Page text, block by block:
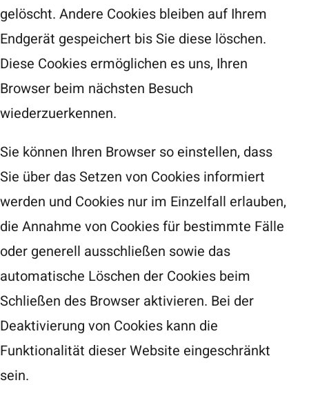
gelöscht. Andere Cookies bleiben auf Ihrem
Endgerät gespeichert bis Sie diese löschen.
Diese Cookies ermöglichen es uns, Ihren
Browser beim nächsten Besuch
wiederzuerkennen.
Sie können Ihren Browser so einstellen, dass
Sie über das Setzen von Cookies informiert
werden und Cookies nur im Einzelfall erlauben,
die Annahme von Cookies für bestimmte Fälle
oder generell ausschließen sowie das
automatische Löschen der Cookies beim
Schließen des Browser aktivieren. Bei der
Deaktivierung von Cookies kann die
Funktionalität dieser Website eingeschränkt
sein.